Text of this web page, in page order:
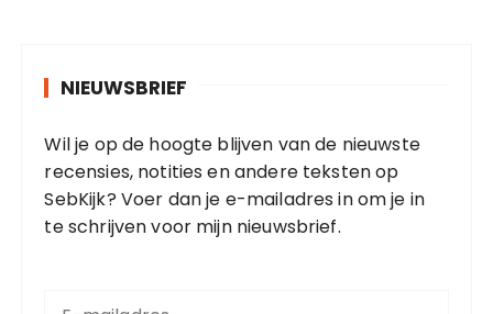
NIEUWSBRIEF
Wil je op de hoogte blijven van de nieuwste
recensies, notities en andere teksten op
SebKijk? Voer dan je e-mailadres in om je in
te schrijven voor mijn nieuwsbrief.